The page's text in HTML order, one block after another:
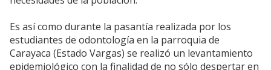
Es así como durante la pasantía realizada por los
estudiantes de odontología en la parroquia de
Carayaca (Estado Vargas) se realizó un levantamiento
epidemiológico con la finalidad de no sólo despertar en